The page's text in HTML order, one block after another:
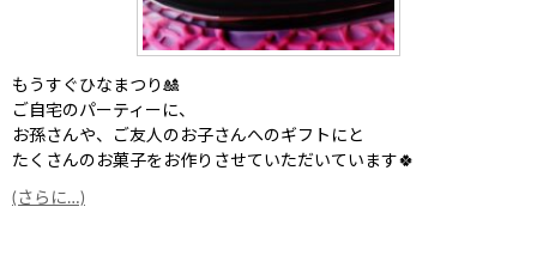
もうすぐひなまつり🎎
ご自宅のパーティーに、
お孫さんや、ご友人のお子さんへのギフトにと
たくさんのお菓子をお作りさせていただいています🍀
(さらに…)